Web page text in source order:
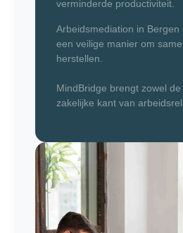
verminderde productiviteit.
Arbeidsmediation in
een veilige manier om
herstellen.
MindBridge brengt zowel
zakelijke kant van